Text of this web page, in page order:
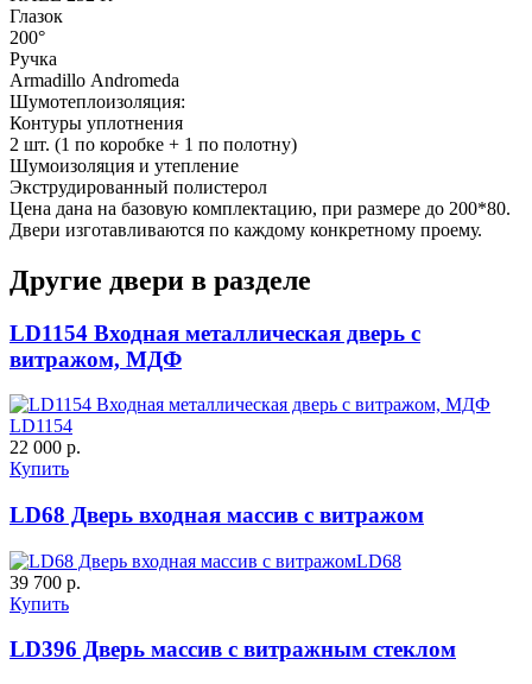
C59 C60
C61
Глазок
200°
Ручка
Armadillo Аndromeda
Шумотеплоизоляция:
Контуры уплотнения
2 шт. (1 по коробке + 1 по полотну)
Шумоизоляция и утепление
Экструдированный полистерол
Цена дана на базовую комплектацию, при размере до 200*80.
Двери изготавливаются по каждому конкретному проему.
Другие двери в разделе
LD1154 Входная металлическая дверь с
витражом, МДФ
LD1154
22 000 р.
Купить
LD68 Дверь входная массив с витражом
LD68
39 700 р.
Купить
LD396 Дверь массив с витражным стеклом